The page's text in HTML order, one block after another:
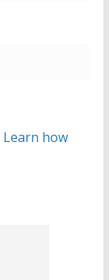
Learn how